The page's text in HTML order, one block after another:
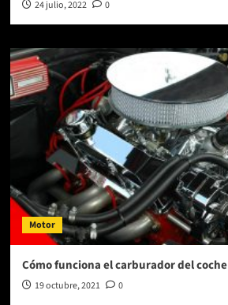
24 julio, 2022 0
Motor
Cómo funciona el carburador del coche
19 octubre, 2021 0